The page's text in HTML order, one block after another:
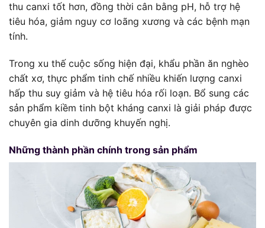
thu canxi tốt hơn, đồng thời cân bằng pH, hỗ trợ hệ
tiêu hóa, giảm nguy cơ loãng xương và các bệnh mạn
tính.
Trong xu thế cuộc sống hiện đại, khẩu phần ăn nghèo
chất xơ, thực phẩm tinh chế nhiều khiến lượng canxi
hấp thu suy giảm và hệ tiêu hóa rối loạn. Bổ sung các
sản phẩm kiềm tinh bột kháng canxi là giải pháp được
chuyên gia dinh dưỡng khuyến nghị.
Những thành phần chính trong sản phẩm